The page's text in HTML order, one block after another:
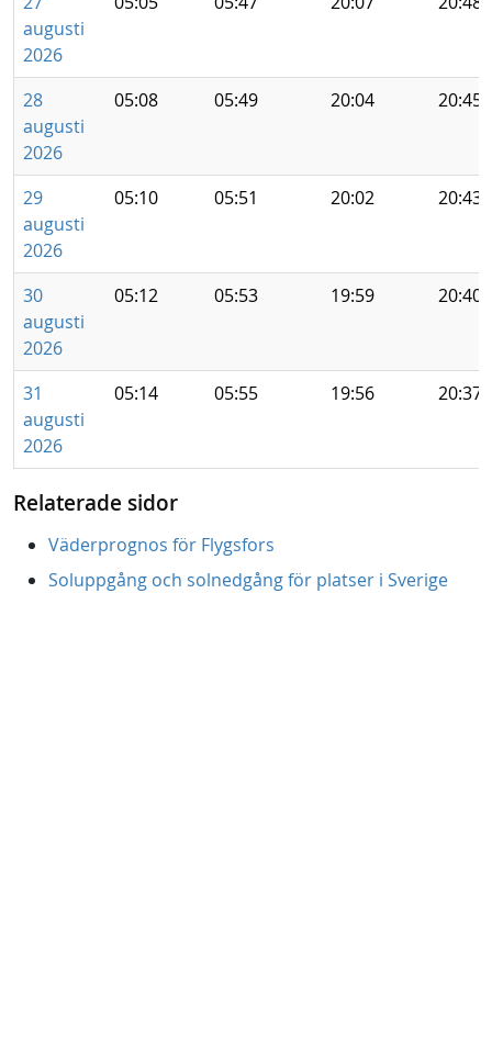
augusti
2026
28
augusti
2026
05:08 05:49 20:04 20:45
29
augusti
2026
05:10 05:51 20:02 20:43
30
augusti
2026
05:12 05:53 19:59 20:40
31
augusti
2026
05:14 05:55 19:56 20:37
Relaterade sidor
Väderprognos för Flygsfors
Soluppgång och solnedgång för platser i Sverige